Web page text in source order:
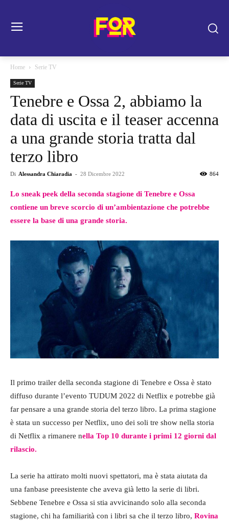
Home Serie TV
Serie TV
Tenebre e Ossa 2, abbiamo la
data di uscita e il teaser accenna
a una grande storia tratta dal
terzo libro
Di Alessandra Chiaradia - 28 Dicembre 2022 864
Lo sneak peek della seconda stagione di Tenebre e Ossa
contiene un breve scorcio di un’ambientazione che potrebbe
essere la base di una grande storia.
Il primo trailer della seconda stagione di Tenebre e Ossa è stato
diffuso durante l’evento TUDUM 2022 di Netflix e potrebbe già
far pensare a una grande storia del terzo libro. La prima stagione
è stata un successo per Netflix, uno dei soli tre show nella storia
di Netflix a rimanere nella Top 10 durante i primi 12 giorni dal
rilascio.
La serie ha attirato molti nuovi spettatori, ma è stata aiutata da
una fanbase preesistente che aveva già letto la serie di libri.
Sebbene Tenebre e Ossa si stia avvicinando solo alla seconda
stagione, chi ha familiarità con i libri sa che il terzo libro, Rovina